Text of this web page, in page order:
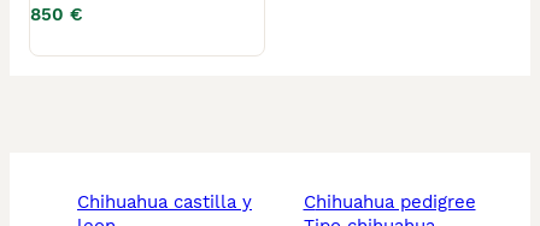
850 €
chihuahua castilla y
chihuahua pedigree